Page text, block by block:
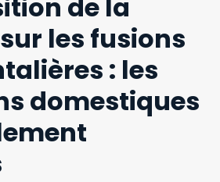
de la
les fusions
: les
domestiques